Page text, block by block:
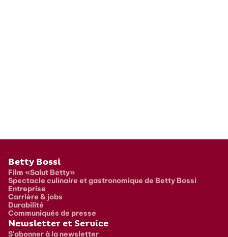
Pied de page
Betty Bossi
Film «Salut Betty»
Spectacle culinaire et gastronomique de Betty Bossi
Entreprise
Carrière & jobs
Durabilité
Communiqués de presse
Newsletter et Service
S'abonner à la newsletter